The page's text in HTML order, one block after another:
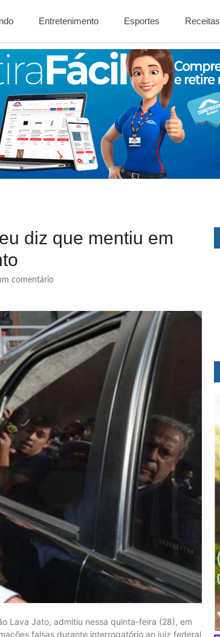
Entretenimento Esportes Receitas
diz que mentiu em
comentário
Lava Jato, admitiu nessa quinta-feira (28), em
falsas durante interrogatório ao juiz federal